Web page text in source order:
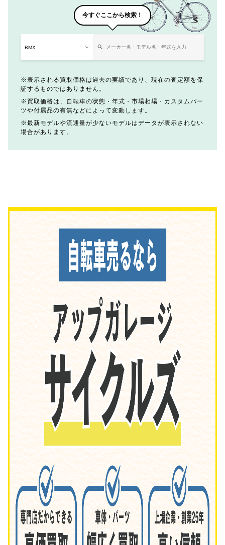
今すぐここから検索！
表示される買取価格は過去の実績であり、現在の査定額を保
証するものではありません。
買取価格は、自転車の状態・年式・市場相場・カスタムパー
ツや付属品の有無などによって変動します。
最新モデルや流通量が少ないモデルはデータが表示されない
場合があります。